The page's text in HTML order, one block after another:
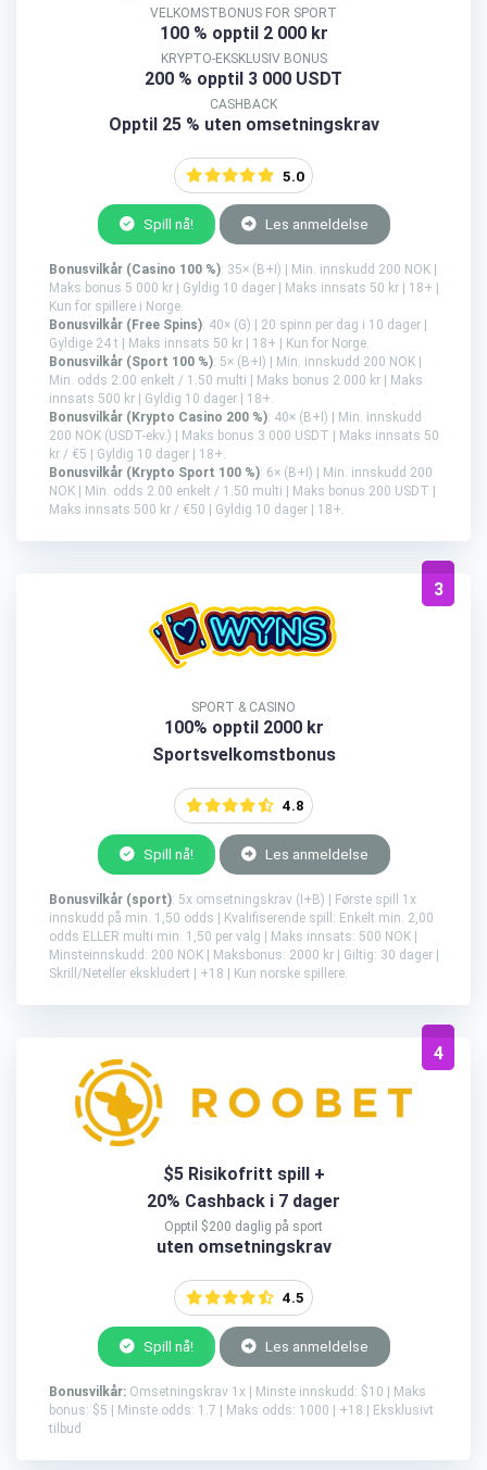
VELKOMSTBONUS FOR SPORT
100 % opptil 2 000 kr
KRYPTO-EKSKLUSIV BONUS
200 % opptil 3 000 USDT
CASHBACK
Opptil 25 % uten omsetningskrav
5.0
Spill nå! Les anmeldelse
Bonusvilkår (Casino 100 %): 35× (B+I) | Min. innskudd 200 NOK |
Maks bonus 5 000 kr | Gyldig 10 dager | Maks innsats 50 kr | 18+ |
Kun for spillere i Norge.
Bonusvilkår (Free Spins): 40× (G) | 20 spinn per dag i 10 dager |
Gyldige 24 t | Maks innsats 50 kr | 18+ | Kun for Norge.
Bonusvilkår (Sport 100 %): 5× (B+I) | Min. innskudd 200 NOK |
Min. odds 2.00 enkelt / 1.50 multi | Maks bonus 2 000 kr | Maks
innsats 500 kr | Gyldig 10 dager | 18+.
Bonusvilkår (Krypto Casino 200 %): 40× (B+I) | Min. innskudd
200 NOK (USDT-ekv.) | Maks bonus 3 000 USDT | Maks innsats 50
kr / €5 | Gyldig 10 dager | 18+.
Bonusvilkår (Krypto Sport 100 %): 6× (B+I) | Min. innskudd 200
NOK | Min. odds 2.00 enkelt / 1.50 multi | Maks bonus 200 USDT |
Maks innsats 500 kr / €50 | Gyldig 10 dager | 18+.
3
SPORT & CASINO
100% opptil 2000 kr
Sportsvelkomstbonus
4.8
Spill nå! Les anmeldelse
Bonusvilkår (sport): 5x omsetningskrav (I+B) | Første spill 1x
innskudd på min. 1,50 odds | Kvalifiserende spill: Enkelt min. 2,00
odds ELLER multi min. 1,50 per valg | Maks innsats: 500 NOK |
Minsteinnskudd: 200 NOK | Maksbonus: 2000 kr | Giltig: 30 dager |
Skrill/Neteller ekskludert | +18 | Kun norske spillere.
4
$5 Risikofritt spill +
20% Cashback i 7 dager
Opptil $200 daglig på sport
uten omsetningskrav
4.5
Spill nå! Les anmeldelse
Bonusvilkår: Omsetningskrav 1x | Minste innskudd: $10 | Maks
bonus: $5 | Minste odds: 1.7 | Maks odds: 1000 | +18 | Eksklusivt
tilbud